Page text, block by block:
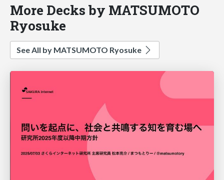
More Decks by MATSUMOTO
Ryosuke
See All by MATSUMOTO Ryosuke